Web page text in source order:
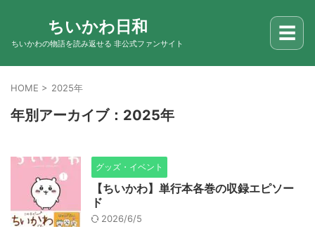
ちいかわ日和
ちいかわの物語を読み返せる 非公式ファンサイト ☰
HOME > 2025年
年別アーカイブ：2025年
グッズ・イベント
【ちいかわ】単行本各巻の収録エピソー
ド
2026/6/5